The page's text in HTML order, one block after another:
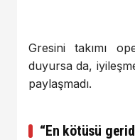
Gresini takımı
duyursa da,
paylaşmadı.
“En kötüsü